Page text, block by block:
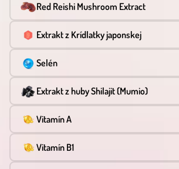
Red Reishi Mushroom Extract
Extrakt z Krídlatky japonskej
Selén
Extrakt z huby Shilajit (Mumio)
Vitamín A
Vitamín B1